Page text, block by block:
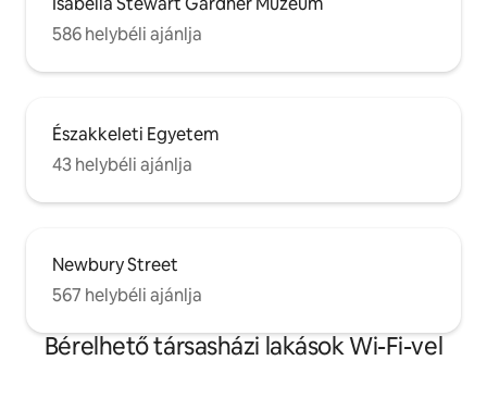
586 helybéli ajánlja
Északkeleti Egyetem
43 helybéli ajánlja
Newbury Street
567 helybéli ajánlja
Bérelhető társasházi lakások Wi-Fi-vel